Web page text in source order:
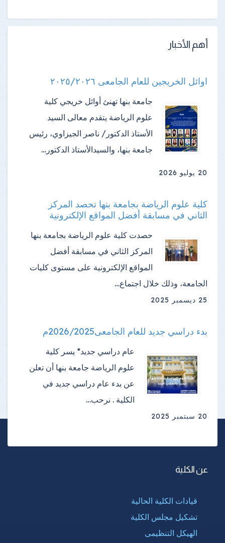
أهم الأخبار
اوائل الخريجين للعام الجامعى ٢٠٢٥/٢٠٢٦
جامعة بنها تهنئ أوائل خريجي كلية
علوم الرياضة ​يتقدم معالى السيد
الأستاذ الدكتور/ ناصر الجيزاوي، رئيس
جامعة بنها، والسيدالأستاذ الدكتور…
20 يوليو 2026
كلية علوم الرياضة بجامعة بنها تحصد المركز
الثاني في مسابقة أفضل المواقع الإلكترونية
حصدت كلية علوم الرياضة بجامعة بنها
المركز الثاني في مسابقة أفضل
المواقع الإلكترونية على مستوى كليات
الجامعة، وذلك خلال اجتماع…
25 ديسمبر 2025
بدء دراسي جديد للعام الجامعى2026/2025م
عام دراسي جديد* يسر كلية
علوم الرياضة جامعة بنها أن تعلن
عن بدء عام دراسي جديد في
الكلية . نرحب…
20 سبتمبر 2025
عن الكلية
قيادات الكلية الحالية
تشكيل مجلس الكلية
الهيكل التنظيمى